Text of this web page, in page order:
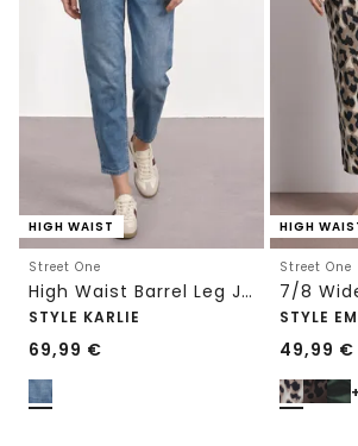
HIGH WAIST
Street One
High Waist Barrel Leg Jeans im Loose Fit
STYLE KARLIE
69,99 €
HIGH
Street One
STYLE
49,99 €